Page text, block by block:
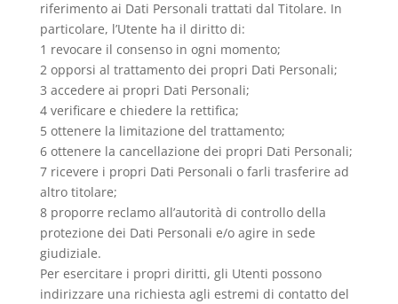
riferimento ai Dati Personali trattati dal Titolare. In
particolare, l’Utente ha il diritto di:
1 revocare il consenso in ogni momento;
2 opporsi al trattamento dei propri Dati Personali;
3 accedere ai propri Dati Personali;
4 verificare e chiedere la rettifica;
5 ottenere la limitazione del trattamento;
6 ottenere la cancellazione dei propri Dati Personali;
7 ricevere i propri Dati Personali o farli trasferire ad
altro titolare;
8 proporre reclamo all’autorità di controllo della
protezione dei Dati Personali e/o agire in sede
giudiziale.
Per esercitare i propri diritti, gli Utenti possono
indirizzare una richiesta agli estremi di contatto del